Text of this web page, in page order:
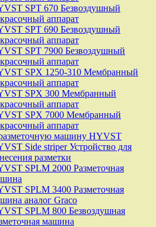
SPT 670 Безвоздушный
аппарат
SPT 690 Безвоздушный
аппарат
SPT 7900 Безвоздушный
аппарат
SPX 1250-310 Мембранный
аппарат
SPX 300 Мембранный
аппарат
SPX 7000 Мембранный
аппарат
машину HYVST
Side striper Устройство для
разметки
SPLM 2000 Разметочная
SPLM 3400 Разметочная
аналог Graco
SPLM 800 Безвоздушная
машина